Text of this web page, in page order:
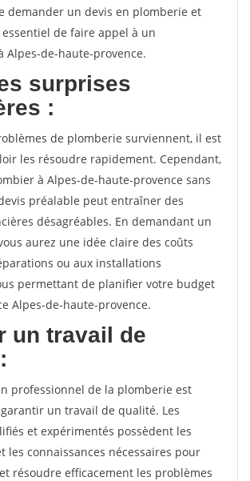
demander un devis en plomberie et
de faire appel à un
Alpes-de-haute-provence.
surprises
:
de plomberie surviennent, il est
les résoudre rapidement. Cependant,
à Alpes-de-haute-provence sans
préalable peut entraîner des
désagréables. En demandant un
aurez une idée claire des coûts
ou aux installations
permettant de planifier votre budget
Alpes-de-haute-provence.
un travail de
professionnel de la plomberie est
un travail de qualité. Les
et expérimentés possèdent les
les connaissances nécessaires pour
résoudre efficacement les problèmes